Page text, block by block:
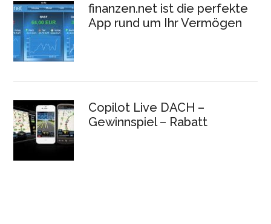
finanzen.net ist die perfekte
App rund um Ihr Vermögen
Copilot Live DACH –
Gewinnspiel – Rabatt